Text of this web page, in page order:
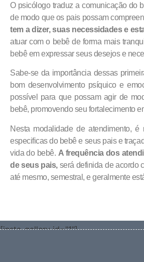
O psicólogo traduz a comunicação do
de modo que os pais possam
tem a dizer, suas necessidades e
atuar com o bebê de forma mais
bebê em expressar seus desejos e
Sabe-se da importância dessas
bom desenvolvimento psíquico e
possível para que possam agir de
bebê, promovendo seu fortalecimento
Nesta modalidade de atendimento,
especificas do bebê e seus pais e
vida do bebê. A frequência dos
de seus pais,será definida de acordo
até mesmo, semestral, e geralmente
[insta-gallery id="1"]